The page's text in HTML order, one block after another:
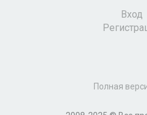
Вход
Полная